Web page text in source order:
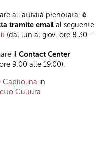
all’attività prenotata, è
tramite email al seguente
(dal lun.al giov. ore 8.30 –
il Contact Center
9.00 alle 19.00).
Capitolina in
Cultura